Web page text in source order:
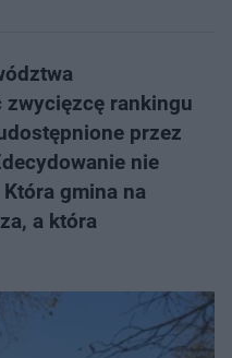
zwycięzcę rankingu
przez
nie
gmina na
a która